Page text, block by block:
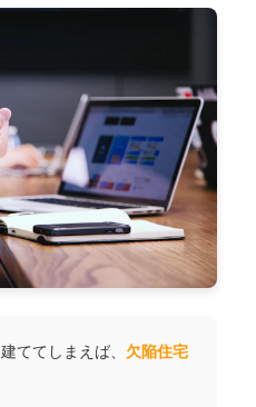
ててしまえば、 欠陥住宅